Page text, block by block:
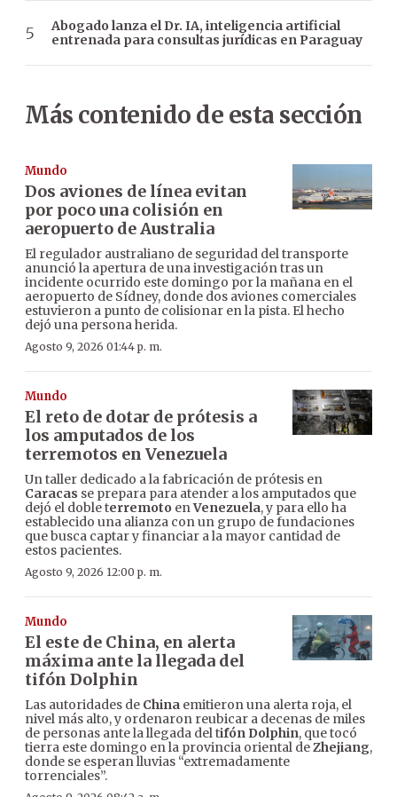
Abogado lanza el Dr. IA, inteligencia artificial
entrenada para consultas jurídicas en Paraguay
Más contenido de esta sección
Mundo
Dos aviones de línea evitan
por poco una colisión en
aeropuerto de Australia
El regulador australiano de seguridad del transporte
anunció la apertura de una investigación tras un
incidente ocurrido este domingo por la mañana en el
aeropuerto de Sídney, donde dos aviones comerciales
estuvieron a punto de colisionar en la pista. El hecho
dejó una persona herida.
Agosto 9, 2026 01:44 p. m.
Mundo
El reto de dotar de prótesis a
los amputados de los
terremotos en Venezuela
Un taller dedicado a la fabricación de prótesis en
Caracas se prepara para atender a los amputados que
dejó el doble terremoto enVenezuela, y para ello ha
establecido una alianza con un grupo de fundaciones
que busca captar y financiar a la mayor cantidad de
estos pacientes.
Agosto 9, 2026 12:00 p. m.
Mundo
El este de China, en alerta
máxima ante la llegada del
tifón Dolphin
Las autoridades de China emitieron una alerta roja, el
nivel más alto, y ordenaron reubicar a decenas de miles
de personas ante la llegada del tifón Dolphin, que tocó
tierra este domingo en la provincia oriental deZhejiang,
donde se esperan lluvias “extremadamente
torrenciales”.